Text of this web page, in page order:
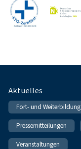
Fußnavigation
Aktuelles
Fort- und Weiterbildung
Pressemitteilungen
Veranstaltungen